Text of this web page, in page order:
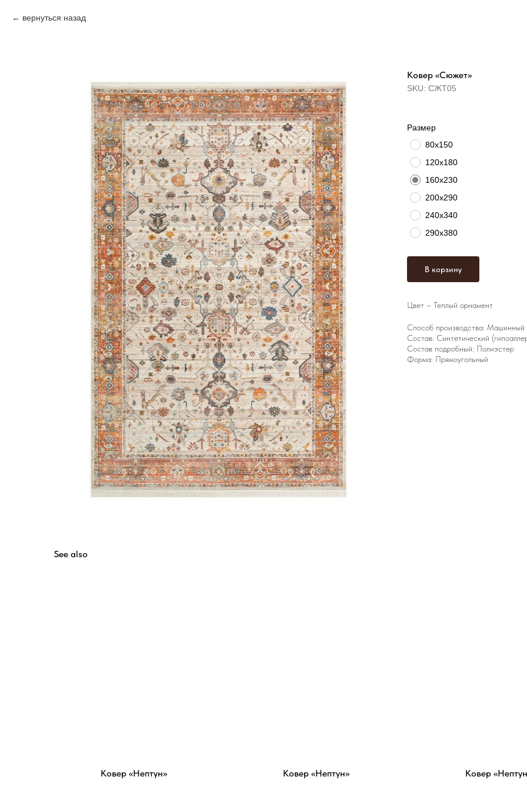
вернуться назад
Ковер «Сюжет»
SKU: СЖТ05
Размер
80х150
120х180
160х230
200х290
240х340
290x380
В корзину
Цвет – Теплый орнамент
Способ производства: Машинный
Состав: Синтетический
Состав подробный: Полиэстер
Форма: Прямоугольный
See also
Ковер «Нептун» Ковер «Нептун» Ковер